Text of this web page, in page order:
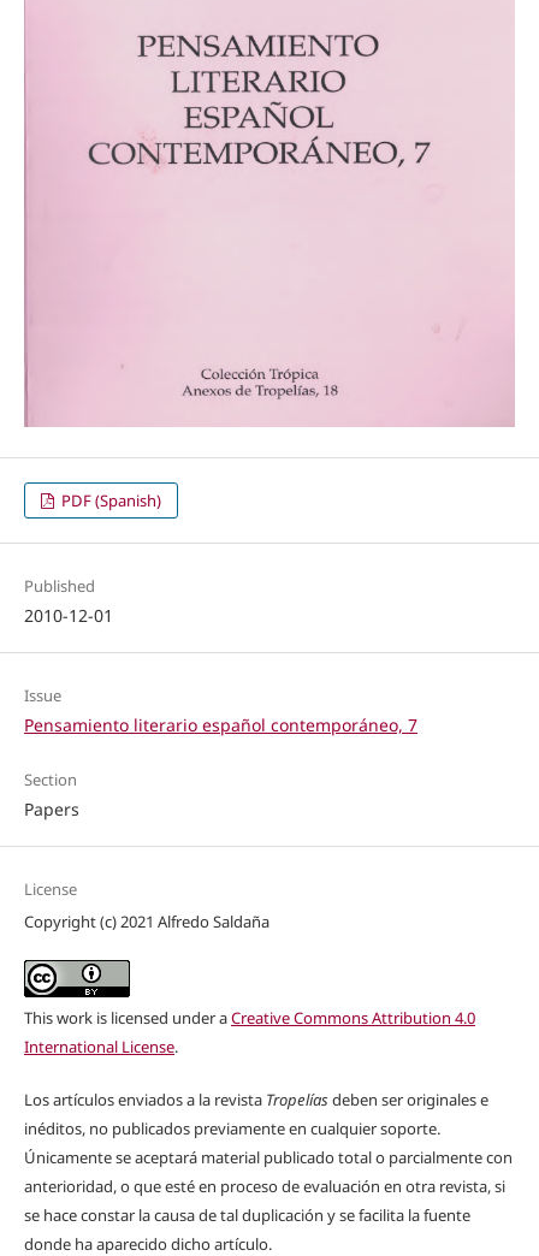
PDF (Spanish)
Published
2010-12-01
Issue
Pensamiento literario español contemporáneo, 7
Section
Papers
License
Copyright (c) 2021 Alfredo Saldaña
This work is licensed under aCreative Commons Attribution 4.0
International License.
Los artículos enviados a la revista Tropelíasdeben ser originales e
inéditos, no publicados previamente en cualquier soporte.
Únicamente se aceptará material publicado total o parcialmente con
anterioridad, o que esté en proceso de evaluación en otra revista, si
se hace constar la causa de tal duplicación y se facilita la fuente
donde ha aparecido dicho artículo.